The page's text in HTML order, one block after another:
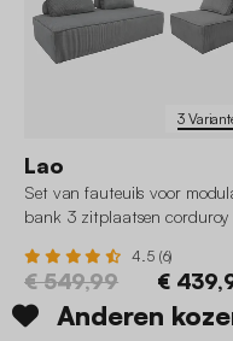
3
Lao
Set van fauteuils voor
bank 3 zitplaatsen corduroy
4.5 (6)
€ 549,99 €
Anderen